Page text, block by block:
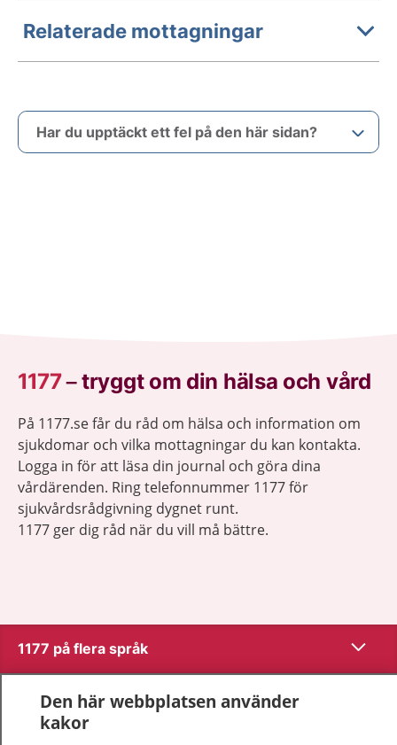
Relaterade mottagningar
Har du upptäckt ett fel på den här sidan?
1177–tryggt om din hälsa och vård
På 1177.se får du råd om hälsa och information om
sjukdomar och vilka mottagningar du kan kontakta.
Logga in för att läsa din journal och göra dina
vårdärenden. Ring telefonnummer 1177 för
sjukvårdsrådgivning dygnet runt.
1177 ger dig råd när du vill må bättre.
1177 på flera språk Visa
Om 1177
Den här webbplatsen använder
kakor